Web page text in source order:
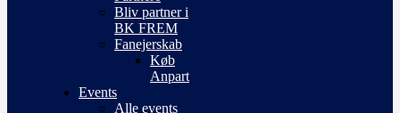
Bliv partner i
BK FREM
Fanejerskab
Køb
Anpart
Events
Alle events